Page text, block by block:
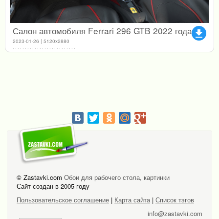
file_download
Салон автомобиля Ferrari 296 GTB 2022 года
2023-01-26 | 5120x2880
© Zastavki.com Обои для рабочего стола, картинки
Сайт создан в 2005 году
Пользовательское соглашение | Карта сайта| Список тэгов
info@zastavki.com